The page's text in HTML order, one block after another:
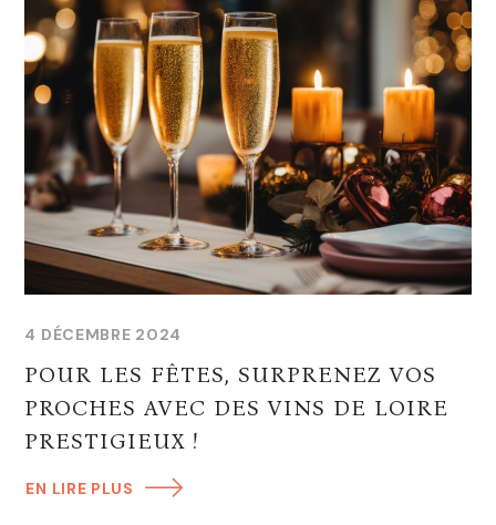
4 DÉCEMBRE 2024
POUR LES FÊTES, SURPRENEZ VOS
PROCHES AVEC DES VINS DE LOIRE
PRESTIGIEUX !
EN LIRE PLUS